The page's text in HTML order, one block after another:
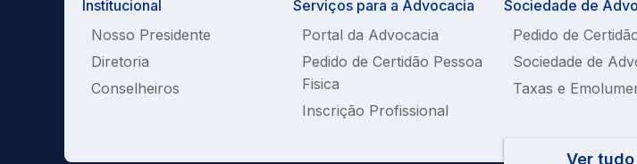
Institucional
Nosso Presidente
Diretoria
Conselheiros
Serviços para a Advocacia
Portal da Advocacia
Pedido de Certidão Pessoa
Fisica
Inscrição Profissional
Sociedade de
Pedido de
Sociedade de
Taxas e
Ver tudo